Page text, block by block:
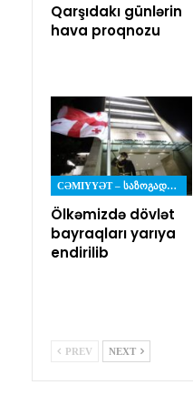
Qarşıdakı günlərin
hava proqnozu
CƏMIYYƏT – ᲡᲐᲖᲝᲒᲐᲓᲝᲔᲑᲐ
Ölkəmizdə dövlət
bayraqları yarıya
endirilib
PREV NEXT